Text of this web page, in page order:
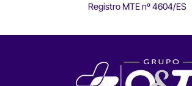
Registro MTE nº 4604/ES